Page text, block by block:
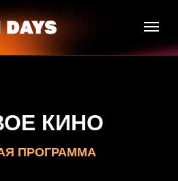
КИНО
ПРОГРАММА